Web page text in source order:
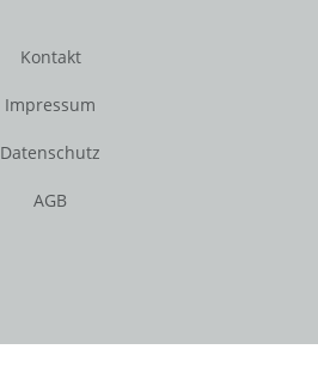
Kontakt
Impressum
Datenschutz
AGB